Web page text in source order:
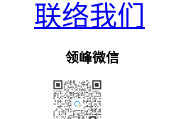
联络我们
领峰微信